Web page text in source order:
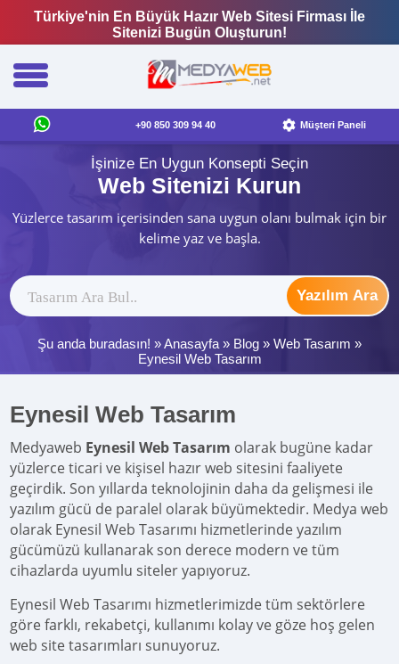
Türkiye'nin En Büyük Hazır Web Sitesi Firması İle
Sitenizi Bugün Oluşturun!
+90 850 309 94 40 Müşteri Paneli
İşinize En Uygun Konsepti Seçin
Web Sitenizi Kurun
Yüzlerce tasarım içerisinden sana uygun olanı bulmak için bir
kelime yaz ve başla.
Yazılım Ara
Şu anda buradasın! »Anasayfa » Blog » Web Tasarım »
Eynesil Web Tasarım
Eynesil Web Tasarım
Medyaweb Eynesil Web Tasarım olarak bugüne kadar
yüzlerce ticari ve kişisel hazır web sitesini faaliyete
geçirdik. Son yıllarda teknolojinin daha da gelişmesi ile
yazılım gücü de paralel olarak büyümektedir. Medya web
olarak Eynesil Web Tasarımı hizmetlerinde yazılım
gücümüzü kullanarak son derece modern ve tüm
cihazlarda uyumlu siteler yapıyoruz.
Eynesil Web Tasarımı hizmetlerimizde tüm sektörlere
göre farklı, rekabetçi, kullanımı kolay ve göze hoş gelen
web site tasarımları sunuyoruz.